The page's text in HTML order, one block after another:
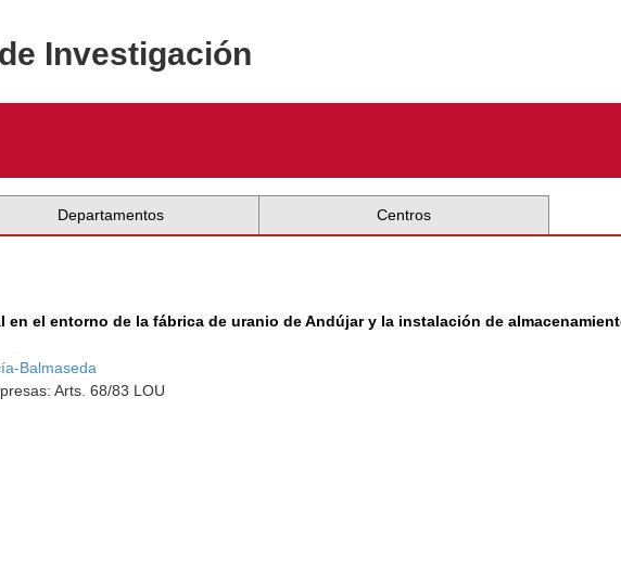
Investigación
Departamentos Centros
en el entorno de la fábrica de uranio de Andújar y la instalación de
Balmaseda
Arts. 68/83 LOU